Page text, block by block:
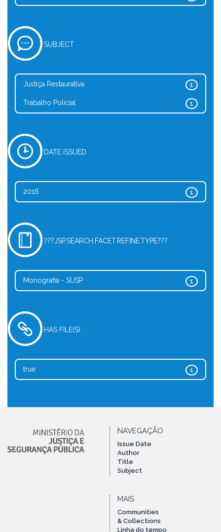
SUBJECT
1
Justiça Restaurativa
1
Trabalho Policial
DATE ISSUED
1
2016
???JSP.SEARCH.FACET.REFINE.TYPE???
1
Monografia - SUSP
HAS FILE(S)
1
true
NAVEGAÇÃO
Issue Date
Author
Title
Subject
MAIS
Communities
& Collections
Linha do tempo